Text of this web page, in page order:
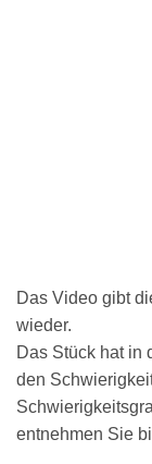
Das Video gibt
wieder.
Das Stück hat in
den
entnehmen Sie